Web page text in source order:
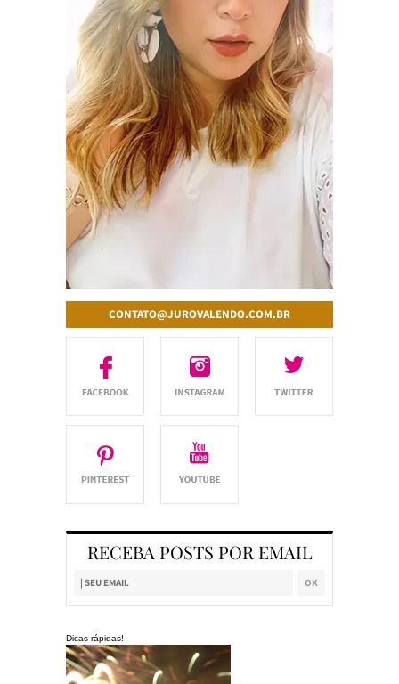
CONTATO@JUROVALENDO.COM.BR
RECEBA POSTS POR EMAIL
Dicas rápidas!